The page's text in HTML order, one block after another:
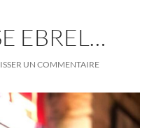
EBREL…
UN COMMENTAIRE